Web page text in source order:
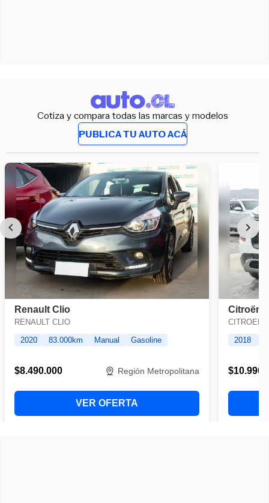
Cotiza y compara todas las marcas y modelos
PUBLICA TU AUTO ACÁ